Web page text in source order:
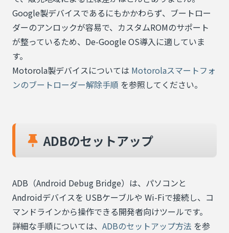
Google製デバイスであるにもかかわらず、ブートロー
ダーのアンロックが容易で、カスタムROMのサポート
が整っているため、De-Google OS導入に適していま
す。
Motorola製デバイスについては Motorolaスマートフォ
ンのブートローダー解除手順 を参照してください。
ADBのセットアップ
ADB（Android Debug Bridge）は、パソコンと
Androidデバイスを USBケーブルや Wi-Fiで接続し、コ
マンドラインから操作できる開発者向けツールです。
詳細な手順については、 ADBのセットアップ方法 を参